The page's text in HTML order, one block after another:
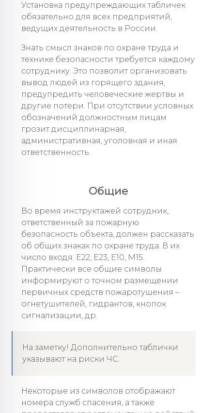
Установка предупреждающих табличек
обязательно для всех предприятий,
ведущих деятельность в России.
Знать смысл знаков по охране труда и
технике безопасности требуется каждому
сотруднику. Это позволит организовать
вывод людей из горящего здания,
предупредить человеческие жертвы и
другие потери. При отсутствии условных
обозначений должностным лицам
грозит дисциплинарная,
административная, уголовная и иная
ответственность.
Общие
Во время инструктажей сотрудник,
ответственный за пожарную
безопасность объекта, должен рассказать
об общих знаках по охране труда. В их
число входя: Е22, Е23, Е10, М15.
Практически все общие символы
информируют о точном размещении
первичных средств пожаротушения –
огнетушителей, гидрантов, кнопок
сигнализации, др.
На заметку! Дополнительно таблички
указывают на риски ЧС.
Некоторые из символов отображают
номера служб спасения, а также